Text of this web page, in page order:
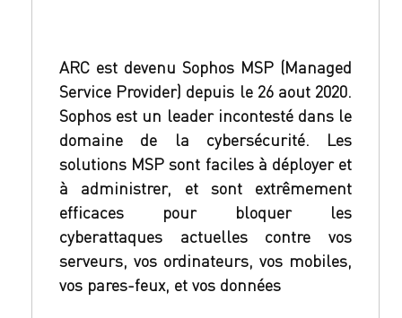
ARC est devenu Sophos MSP (Managed
Service Provider) depuis le 26 aout 2020.
Sophos est un leader incontesté dans le
domaine de la cybersécurité. Les
solutions MSP sont faciles à déployer et
à administrer, et sont extrêmement
efficaces pour bloquer les
cyberattaques actuelles contre vos
serveurs, vos ordinateurs, vos mobiles,
vos pares-feux, et vos données